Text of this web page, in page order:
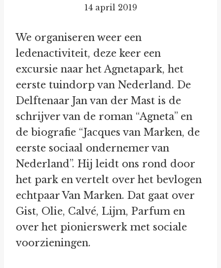
14 april 2019
We organiseren weer een
ledenactiviteit, deze keer een
excursie naar het Agnetapark, het
eerste tuindorp van Nederland. De
Delftenaar Jan van der Mast is de
schrijver van de roman “Agneta” en
de biografie “Jacques van Marken, de
eerste sociaal ondernemer van
Nederland”. Hij leidt ons rond door
het park en vertelt over het bevlogen
echtpaar Van Marken. Dat gaat over
Gist, Olie, Calvé, Lijm, Parfum en
over het pionierswerk met sociale
voorzieningen.